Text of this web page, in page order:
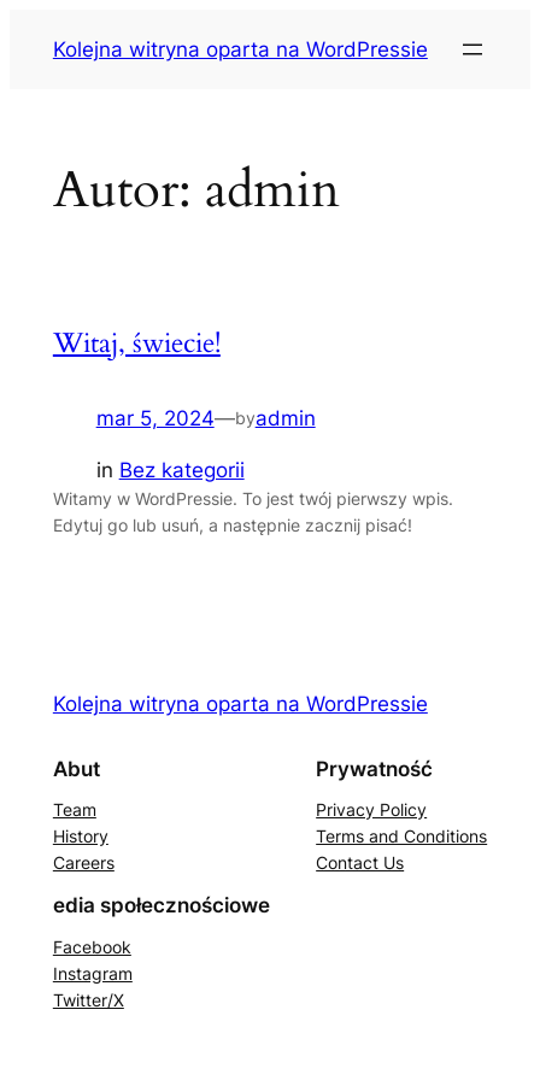
Kolejna witryna oparta na WordPressie
Autor: admin
Witaj, świecie!
mar 5, 2024—byadmin
in Bez kategorii
Witamy w WordPressie. To jest twój pierwszy wpis.
Edytuj go lub usuń, a następnie zacznij pisać!
Kolejna witryna oparta na WordPressie
Abut
Team
History
Careers
Prywatność
Privacy Policy
Terms and Conditions
Contact Us
edia społecznościowe
Facebook
Instagram
Twitter/X